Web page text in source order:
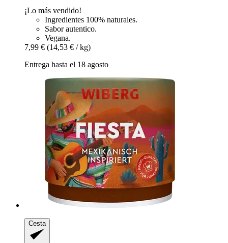
¡Lo más vendido!
Ingredientes 100% naturales.
Sabor autentico.
Vegana.
7,99 € (14,53 € / kg)
Entrega hasta el 18 agosto
Cesta